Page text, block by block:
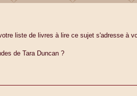
liste de livres à lire ce sujet s'adresse à
de Tara Duncan ?